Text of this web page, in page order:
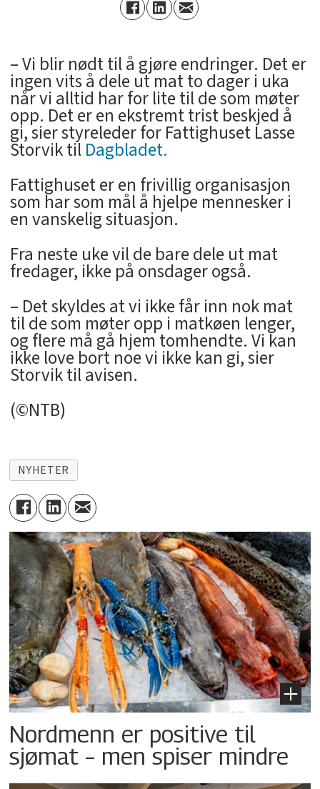
– Vi blir nødt til å gjøre endringer. Det er
ingen vits å dele ut mat to dager i uka
når vi alltid har for lite til de som møter
opp. Det er en ekstremt trist beskjed å
gi, sier styreleder for Fattighuset Lasse
Storvik tilDagbladet.
Fattighuset er en frivillig organisasjon
som har som mål å hjelpe mennesker i
en vanskelig situasjon.
Fra neste uke vil de bare dele ut mat
fredager, ikke på onsdager også.
– Det skyldes at vi ikke får inn nok mat
til de som møter opp i matkøen lenger,
og flere må gå hjem tomhendte. Vi kan
ikke love bort noe vi ikke kan gi, sier
Storvik til avisen.
(©NTB)
NYHETER
Nordmenn er positive til
sjømat – men spiser mindre